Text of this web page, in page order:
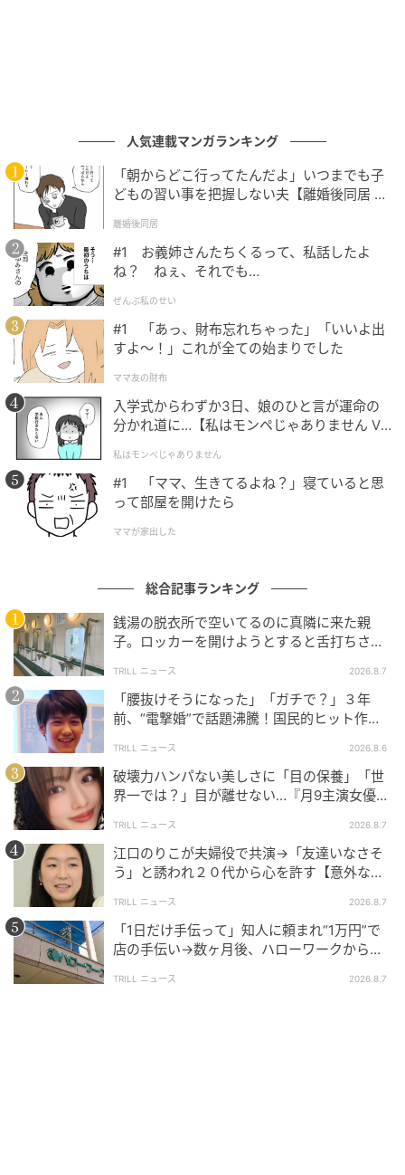
人気連載マンガランキング
「朝からどこ行ってたんだよ」いつまでも子
どもの習い事を把握しない夫【離婚後同居 Vo
離婚後同居
#1 お義姉さんたちくるって、私話したよ
ね？ ねぇ、それでも…
ぜんぶ私のせい
#1 「あっ、財布忘れちゃった」「いいよ出
すよ〜！」これが全ての始まりでした
ママ友の財布
入学式からわずか3日、娘のひと言が運命の
分かれ道に…【私はモンペじゃありません Vo
私はモンペじゃありません
#1 「ママ、生きてるよね？」寝ていると思
って部屋を開けたら
ママが家出した
総合記事ランキング
銭湯の脱衣所で空いてるのに真隣に来た親
子。ロッカーを開けようとすると舌打ちさ
中で拍手」
TRILL ニュース 2026.8.7
「腰抜けそうになった」「ガチで？」３年
前、“電撃婚”で話題沸騰！国民的ヒット作
TRILL ニュース 2026.8.6
破壊力ハンパない美しさに「目の保養」「世
界一では？」目が離せない…『月9主演女優
TRILL ニュース 2026.8.7
江口のりこが夫婦役で共演→「友達いなさそ
う」と誘われ２０代から心を許す【意外な親
TRILL ニュース 2026.8.7
「1日だけ手伝って」知人に頼まれ“1万円”で
店の手伝い→数ヶ月後、ハローワークから届
TRILL ニュース 2026.8.7